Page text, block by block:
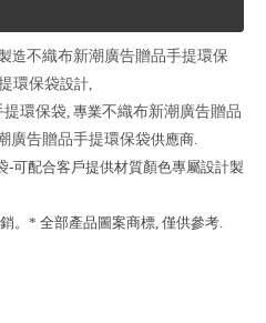
造不織布新潮廣告贈品手提環保
環保袋設計,
提環保袋 , 專業不織布新潮廣告贈品
廣告贈品手提環保袋供應商.
-可配合客戶提供材質顏色專屬設計製
。* 全部產品圖案商標, 僅供參考.